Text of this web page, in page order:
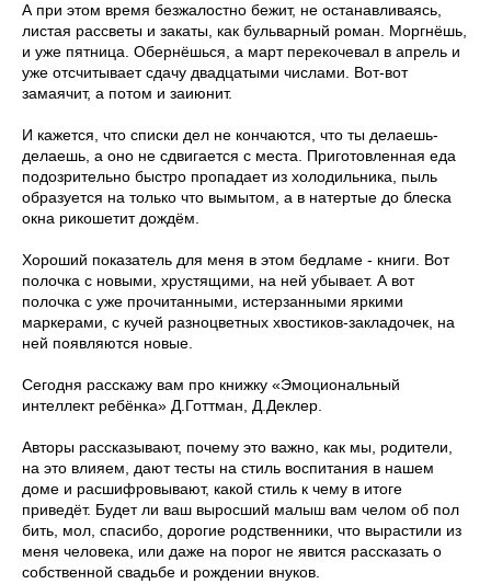
А при этом время безжалостно бежит, не останавливаясь,
листая рассветы и закаты, как бульварный роман. Моргнёшь,
и уже пятница. Обернёшься, а март перекочевал в апрель и
уже отсчитывает сдачу двадцатыми числами. Вот-вот
замаячит, а потом и заиюнит.
И кажется, что списки дел не кончаются, что ты делаешь-
делаешь, а оно не сдвигается с места. Приготовленная еда
подозрительно быстро пропадает из холодильника, пыль
образуется на только что вымытом, а в натертые до блеска
окна рикошетит дождём.
Хороший показатель для меня в этом бедламе - книги. Вот
полочка с новыми, хрустящими, на ней убывает. А вот
полочка с уже прочитанными, истерзанными яркими
маркерами, с кучей разноцветных хвостиков-закладочек, на
ней появляются новые.
Сегодня расскажу вам про книжку «Эмоциональный
интеллект ребёнка» Д.Готтман, Д.Деклер.
Авторы рассказывают, почему это важно, как мы, родители,
на это влияем, дают тесты на стиль воспитания в нашем
доме и расшифровывают, какой стиль к чему в итоге
приведёт. Будет ли ваш выросший малыш вам челом об пол
бить, мол, спасибо, дорогие родственники, что вырастили из
меня человека, или даже на порог не явится рассказать о
собственной свадьбе и рождении внуков.